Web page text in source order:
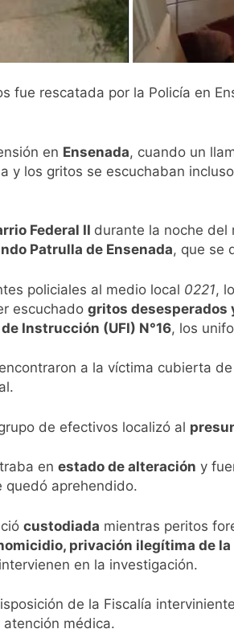
fue rescatada por la Policía en
en Ensenada, cuando un
y los gritos se escuchaban
Federal II durante la noche
Patrulla de Ensenada, que se
policiales al medio local 0221,
escuchado gritos desesperados
Instrucción (UFI) N°16, los
a la víctima cubierta de
de efectivos localizó al
en estado de alteración y
quedó aprehendido.
custodiada mientras peritos
privación ilegítima de
en la investigación.
de la Fiscalía
médica.